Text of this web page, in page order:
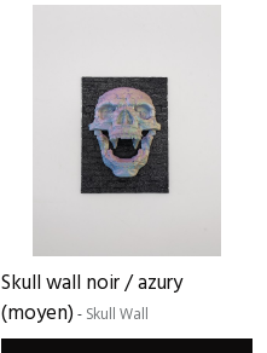
Skull wall noir / azury
(moyen) - Skull Wall